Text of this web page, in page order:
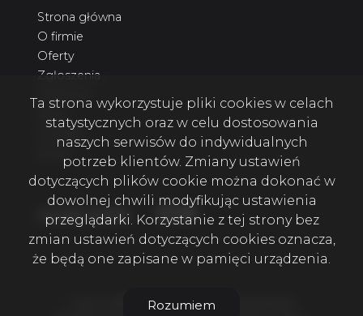
Strona główna
O firmie
Oferty
Zgłoszenia
Kontakt
social media Facebook
Facebook
Facebook
4 KATY NIERUCHOMOŚCI SZCZECIN © 2026
Ta strona wykorzystuje pliki cookies w celach
statystycznych oraz w celu dostosowania
naszych serwisów do indywidualnych
potrzeb klientów. Zmiany ustawień
dotyczących plików cookie można dokonać w
dowolnej chwili modyfikując ustawienia
przeglądarki. Korzystanie z tej strony bez
zmian ustawień dotyczących cookies oznacza,
że będą one zapisane w pamięci urządzenia.
Rozumiem